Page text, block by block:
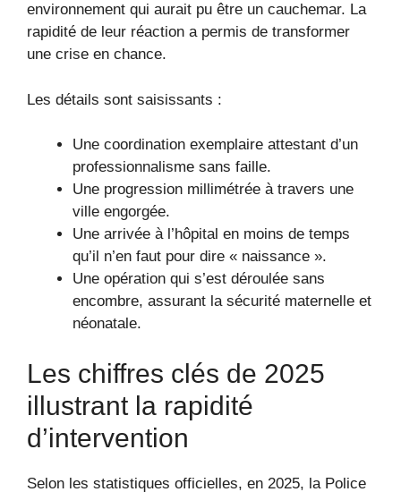
environnement qui aurait pu être un cauchemar. La
rapidité de leur réaction a permis de transformer
une crise en chance.
Les détails sont saisissants :
Une coordination exemplaire attestant d’un
professionnalisme sans faille.
Une progression millimétrée à travers une
ville engorgée.
Une arrivée à l’hôpital en moins de temps
qu’il n’en faut pour dire « naissance ».
Une opération qui s’est déroulée sans
encombre, assurant la sécurité maternelle et
néonatale.
Les chiffres clés de 2025
illustrant la rapidité
d’intervention
Selon les statistiques officielles, en 2025, la Police